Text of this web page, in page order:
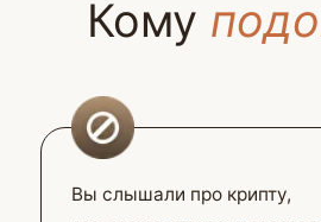
вы ищете спокойный
и безопасный способ
использовать крипту